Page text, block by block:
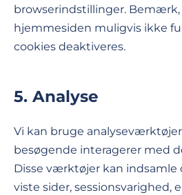
browserindstillinger. Bemærk,
hjemmesiden muligvis ikke
cookies deaktiveres.
5. Analyse
Vi kan bruge
besøgende interagerer med
Disse værktøjer kan indsamle
viste sider, sessionsvarighed,